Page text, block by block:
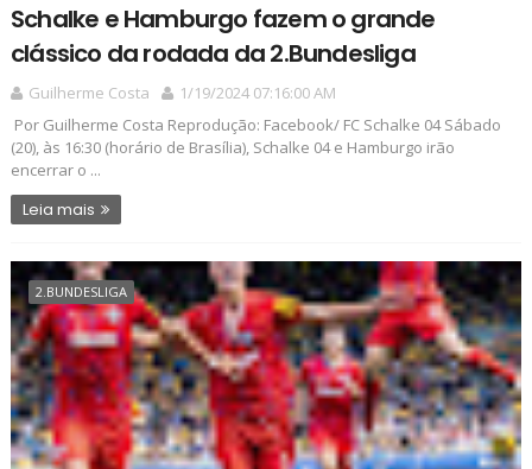
Schalke e Hamburgo fazem o grande
clássico da rodada da 2.Bundesliga
Guilherme Costa
1/19/2024 07:16:00 AM
Por Guilherme Costa Reprodução: Facebook/ FC Schalke 04 Sábado
(20), às 16:30 (horário de Brasília), Schalke 04 e Hamburgo irão
encerrar o ...
Leia mais
2.BUNDESLIGA